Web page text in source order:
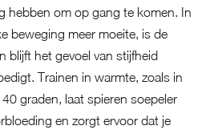
hebben om op gang te komen. In
beweging meer moeite, is de
blijft het gevoel van stijfheid
Trainen in warmte, zoals in
graden, laat spieren soepeler
en zorgt ervoor dat je